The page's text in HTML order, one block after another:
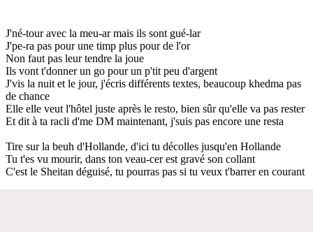
J'né-tour avec la meu-ar mais ils sont gué-lar
J'pe-ra pas pour une timp plus pour de l'or
Non faut pas leur tendre la joue
Ils vont t'donner un go pour un p'tit peu d'argent
J'vis la nuit et le jour, j'écris différents textes, beaucoup khedma pas
de chance
Elle elle veut l'hôtel juste après le resto, bien sûr qu'elle va pas rester
Et dit à ta racli d'me DM maintenant, j'suis pas encore une resta
Tire sur la beuh d'Hollande, d'ici tu décolles jusqu'en Hollande
Tu t'es vu mourir, dans ton veau-cer est gravé son collant
C'est le Sheitan déguisé, tu pourras pas si tu veux t'barrer en courant